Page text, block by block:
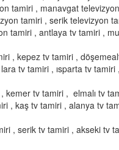
tamiri , manavgat
tamiri , serik televizyon
tamiri , antlaya tv tamiri ,
, kepez tv tamiri ,
tv tamiri , ısparta tv
kemer tv tamiri , elmalı tv
, kaş tv tamiri , alanya tv
, serik tv tamiri , akseki tv